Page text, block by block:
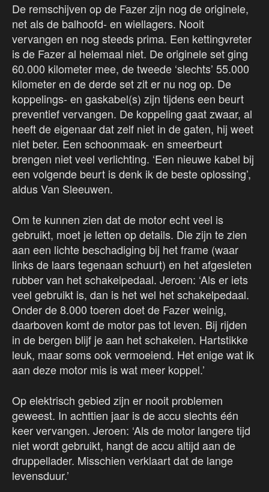
De remschijven op de Fazer zijn nog de originele,
net als de balhoofd- en wiellagers. Nooit
vervangen en nog steeds prima. Een kettingvreter
is de Fazer al helemaal niet. De originele set ging
60.000 kilometer mee, de tweede ‘slechts’ 55.000
kilometer en de derde set zit er nu nog op. De
koppelings- en gaskabel(s) zijn tijdens een beurt
preventief vervangen. De koppeling gaat zwaar, al
heeft de eigenaar dat zelf niet in de gaten, hij weet
niet beter. Een schoonmaak- en smeerbeurt
brengen niet veel verlichting. ‘Een nieuwe kabel bij
een volgende beurt is denk ik de beste oplossing’,
aldus Van Sleeuwen.
Om te kunnen zien dat de motor echt veel is
gebruikt, moet je letten op details. Die zijn te zien
aan een lichte beschadiging bij het frame (waar
links de laars tegenaan schuurt) en het afgesleten
rubber van het schakelpedaal. Jeroen: ‘Als er iets
veel gebruikt is, dan is het wel het schakelpedaal.
Onder de 8.000 toeren doet de Fazer weinig,
daarboven komt de motor pas tot leven. Bij rijden
in de bergen blijf je aan het schakelen. Hartstikke
leuk, maar soms ook vermoeiend. Het enige wat ik
aan deze motor mis is wat meer koppel.’
Op elektrisch gebied zijn er nooit problemen
geweest. In achttien jaar is de accu slechts één
keer vervangen. Jeroen: ‘Als de motor langere tijd
niet wordt gebruikt, hangt de accu altijd aan de
druppellader. Misschien verklaart dat de lange
levensduur.’